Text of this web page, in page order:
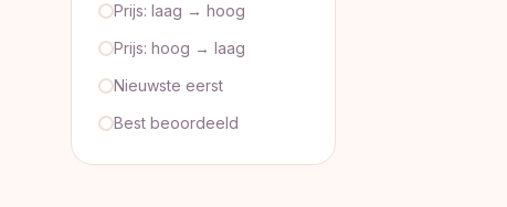
Prijs: laag → hoog
Prijs: hoog → laag
Nieuwste eerst
Best beoordeeld